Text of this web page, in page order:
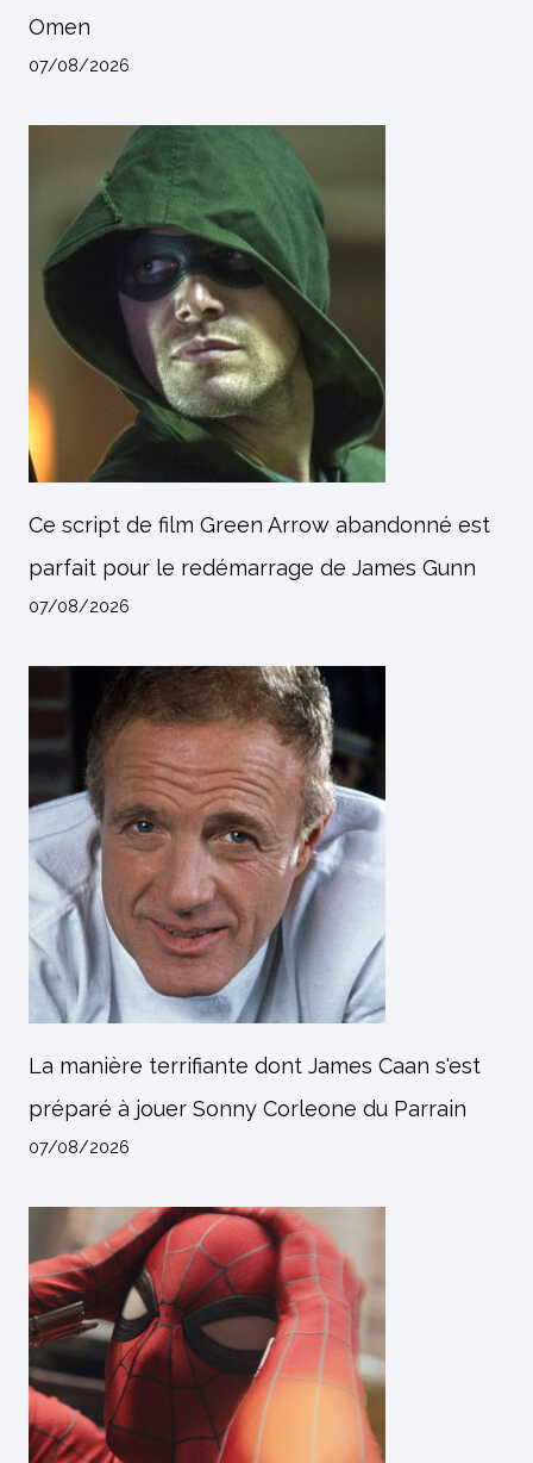
Omen
07/08/2026
Ce script de film Green Arrow abandonné est
parfait pour le redémarrage de James Gunn
07/08/2026
La manière terrifiante dont James Caan s'est
préparé à jouer Sonny Corleone du Parrain
07/08/2026